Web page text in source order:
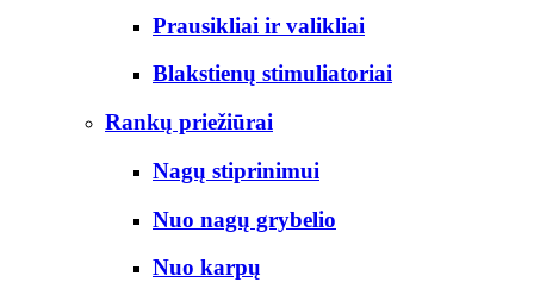
Prausikliai ir valikliai
Blakstienų stimuliatoriai
Rankų priežiūrai
Nagų stiprinimui
Nuo nagų grybelio
Nuo karpų